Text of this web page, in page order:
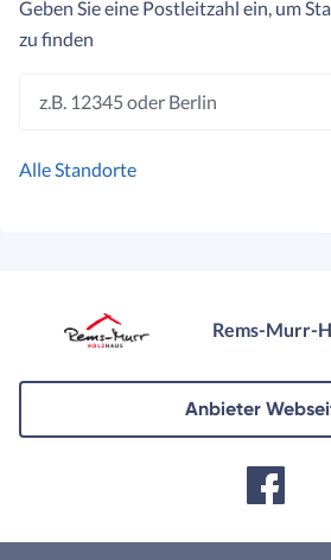
Geben Sie eine Postleitzahl ein, um
zu finden
z.B. 12345 oder Berlin
Alle Standorte
Rems-Murr-
Anbieter